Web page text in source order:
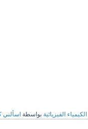
الكيمياء الفيزيائية بواسطة اسألني